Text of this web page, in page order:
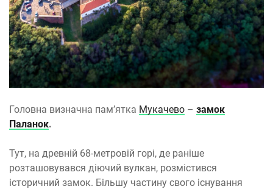
Головна визначна пам’ятка Мукачево – замок
Паланок.
Тут, на древній 68-метровій горі, де раніше
розташовувався діючий вулкан, розмістився
історичний замок. Більшу частину свого існування